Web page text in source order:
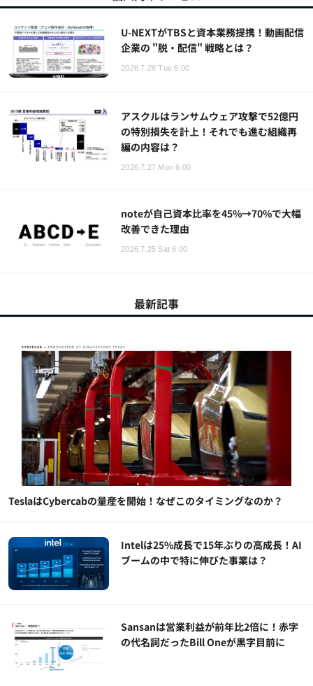
U-NEXTがTBSと資本業務提携！動画配信
企業の "脱・配信" 戦略とは？
2026.7.28 Tue 6:00
アスクルはランサムウェア攻撃で52億円
の特別損失を計上！それでも進む組織再
編の内容は？
2026.7.27 Mon 6:00
noteが自己資本比率を45%→70%で大幅
改善できた理由
2026.7.25 Sat 6:00
最新記事
TeslaはCybercabの量産を開始！なぜこのタイミングなのか？
Intelは25%成長で15年ぶりの高成長！AI
ブームの中で特に伸びた事業は？
Sansanは営業利益が前年比2倍に！赤字
の代名詞だったBill Oneが黒字目前に